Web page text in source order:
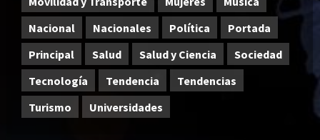
Nacional
Nacionales Política
Portada
Principal
Salud Salud y Ciencia
Sociedad
Tecnología
Tendencia
Tendencias
Turismo
Universidades